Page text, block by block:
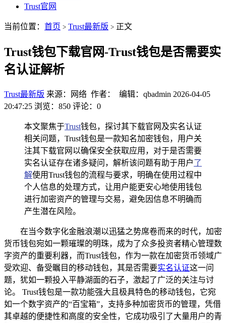
Trust官网
当前位置： 首页 > Trust最新版 > 正文
Trust钱包下载官网-Trust钱包是否需要实
名认证解析
Trust最新版 来源：网络 作者： 编辑：qbadmin 2026-04-05
20:47:25 浏览：850 评论：0
本文聚焦于Trust钱包，探讨其下载官网及实名认证
相关问题，Trust钱包是一款知名加密钱包，用户关
注其下载官网以确保安全获取应用，对于是否需要
实名认证存在诸多疑问，解析该问题有助于用户了
解使用Trust钱包的流程与要求，明确在使用过程中
个人信息的处理方式，让用户能更安心地使用钱包
进行加密资产的管理与交易，避免因信息不明确而
产生潜在风险。
在当今数字化金融浪潮以迅猛之势席卷而来的时代，加密
货币钱包宛如一颗璀璨的明珠，成为了众多投资者精心管理数
字资产的重要利器，而Trust钱包，作为一款在加密货币领域广
受欢迎、备受瞩目的移动钱包，其是否需要实名认证这一问
题，犹如一颗投入平静湖面的石子，激起了广泛的关注与讨
论。 Trust钱包是一款功能强大且极具特色的移动钱包，它宛
如一个数字资产的“百宝箱”，支持多种加密货币的管理，凭借
其卓越的便捷性和高度的安全性，它成功吸引了大量用户的青